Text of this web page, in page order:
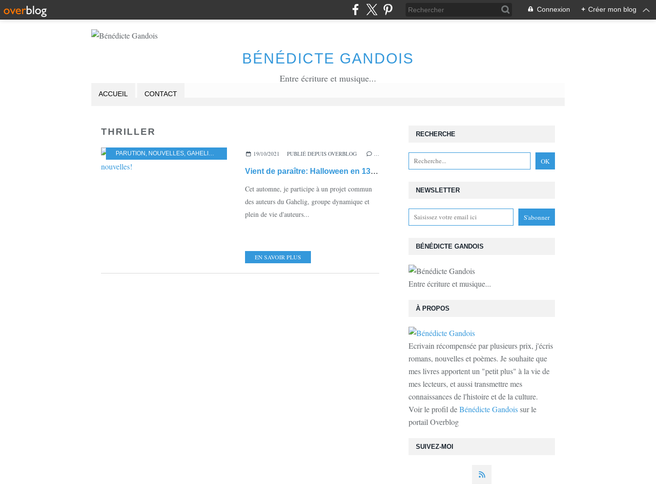
Connexion + Créer mon blog
BÉNÉDICTE GANDOIS
Entre écriture et musique...
ACCUEIL CONTACT
THRILLER
PARUTION NOUVELLES GAHELIG HALLOWEEN ,LITTÉRATURE DE GENRE ,LITTÉRATURE SUISSE THRILLER
19/10/2021 PUBLIÉ DEPUIS OVERBLOG
Vient de paraître: Halloween en 13 nouvelles!
Cet automne, je participe à un projet commun
des auteurs du Gahelig, groupe dynamique et
plein de vie d'auteurs...
EN SAVOIR PLUS
NEWSLETTER
SUIVEZ-MOI
RECHERCHE
BÉNÉDICTE GANDOIS
Entre écriture et musique...
À PROPOS
Ecrivain récompensée par plusieurs prix, j'écris
romans, nouvelles et poèmes. Je souhaite que
mes livres apportent un "petit plus" à la vie de
mes lecteurs, et aussi transmettre mes
connaissances de l'histoire et de la culture.
Voir le profil deBénédicte Gandoissur le
portail Overblog